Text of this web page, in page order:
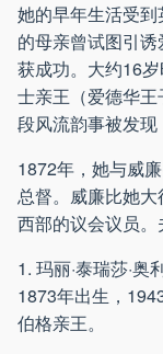
她的早年生活受
的母亲曾试图引
获成功。大约16
士亲王（爱德华
段风流韵事被发现
1872年，她与威
总督。威廉比她
西部的议会议员。
1. 玛丽·泰瑞莎·奥
1873年出生，
伯格亲王。